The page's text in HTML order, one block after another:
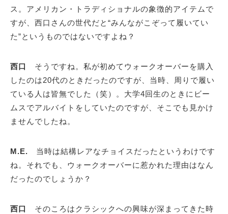
ス。アメリカン・トラディショナルの象徴的アイテムで
すが、西口さんの世代だと“みんながこぞって履いてい
た”というものではないですよね？
西口 そうですね。私が初めてウォークオーバーを購入
したのは20代のときだったのですが、当時、周りで履い
ている人は皆無でした（笑）。大学4回生のときにビー
ムスでアルバイトをしていたのですが、そこでも見かけ
ませんでしたね。
M.E. 当時は結構レアなチョイスだったというわけです
ね。それでも、ウォークオーバーに惹かれた理由はなん
だったのでしょうか？
西口 そのころはクラシックへの興味が深まってきた時